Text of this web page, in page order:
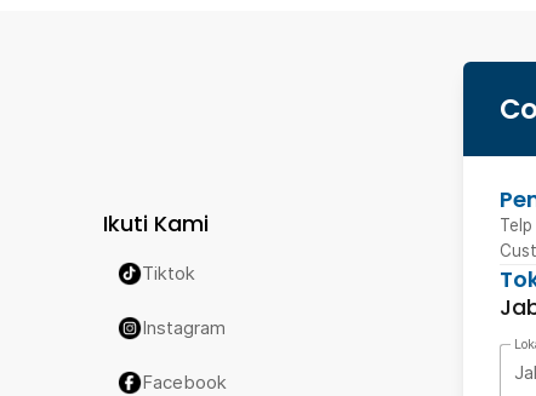
Ikuti Kami
Tiktok
Instagram
Facebook